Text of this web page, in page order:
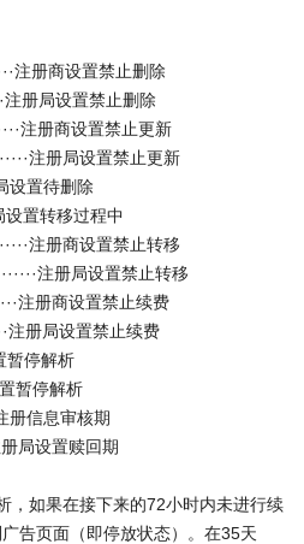
注册商设置禁止删除
注册局设置禁止删除
注册商设置禁止更新
注册局设置禁止更新
设置待删除
设置转移过程中
注册商设置禁止转移
注册局设置禁止转移
注册商设置禁止续费
注册局设置禁止续费
暂停解析
置暂停解析
册信息审核期
册局设置赎回期
，如果在接下来的72小时内未进行续
告页面（即停放状态）。在35天